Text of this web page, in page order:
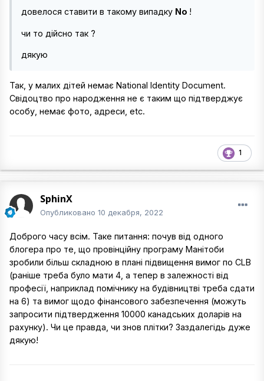
довелося ставити в такому випадку No !
чи то дійсно так ?
дякую
Так, у малих дітей немає National Identity Document.
Свідоцтво про народження не є таким що підтверджує
особу, немає фото, адреси, etc.
1
SphinX
Опубликовано 10 декабря, 2022
Доброго часу всім. Таке питання: почув від одного
блогера про те, що провінційну програму Манітоби
зробили більш складною в плані підвищення вимог по CLB
(раніше треба було мати 4, а тепер в залежності від
професії, наприклад помічнику на будівництві треба сдати
на 6) та вимог щодо фінансового забезпечення (можуть
запросити підтвердження 10000 канадських доларів на
рахунку). Чи це правда, чи знов плітки? Заздалегідь дуже
дякую!